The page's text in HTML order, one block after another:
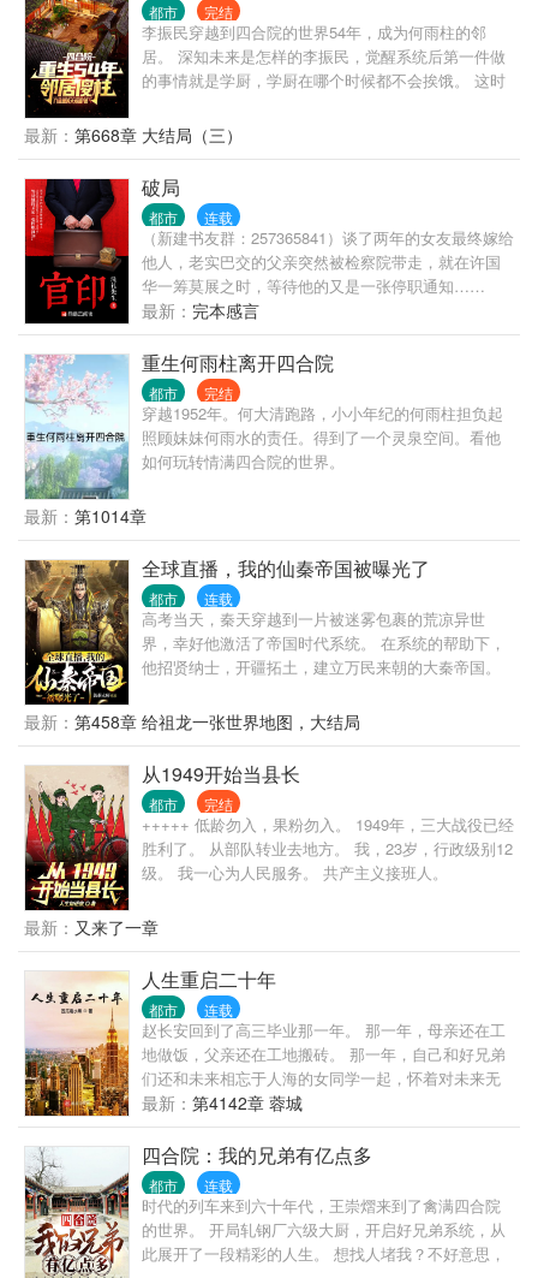
都市 完结
李振民穿越到四合院的世界54年，成为何雨柱的邻
居。 深知未来是怎样的李振民，觉醒系统后第一件做
的事情就是学厨，学厨在哪个时候都不会挨饿。 这时
后面叫哥。 许大茂也没未来的那么坏，缠着李振民要
做徒弟。 二大爷的大儿子刘光齐也还在大院，上高
中，对李振民那是一个崇拜。 李振民一路高升，进
厂，食堂主任，后勤主任，副厂长.... 易中海在贾东旭
死后转移养老索取对象？ 秦淮茹想吸血？ 李振
民：“滚，再来送你们吃花生米！” 何雨柱：“滚，你甚
至都不叫我一声何主任。” 许大茂：“滚，别打扰我学
习，我现在要考大学！”
最新： 第668章 大结局（三）
破局
都市 连载
（新建书友群：257365841）谈了两年的女友最终嫁给
他人，老实巴交的父亲突然被检察院带走，就在许国
华一筹莫展之时，等待他的又是一张停职通知……
最新： 完本感言
重生何雨柱离开四合院
都市 完结
穿越1952年。何大清跑路，小小年纪的何雨柱担负起
照顾妹妹何雨水的责任。得到了一个灵泉空间。看他
如何玩转情满四合院的世界。
最新： 第1014章
全球直播，我的仙秦帝国被曝光了
都市 连载
高考当天，秦天穿越到一片被迷雾包裹的荒凉异世
界，幸好他激活了帝国时代系统。 在系统的帮助下，
他招贤纳士，开疆拓土，建立万民来朝的大秦帝国。
时候，一支由蓝星各国联合组成的联合考察队乘船而
来，他才知道他所建立的大秦帝国竟然还在蓝星。 与
此同时当大秦的境况通过联合考察队的镜头呈现在全
世界观众们的面前时，整个蓝星顿时沸腾一片。 鹰
酱：这个叫做大秦的国家科技竟然如此发达，12金人
竟然是12尊强大的机甲。 毛熊：这些自称修士的家伙
太恐怖了，随手一击就堪比核弹爆炸。 霓虹：阿房宫
竟然是一座巨型飞船，万里长城竟然是一整套海陆空
我们都是秦人的后代。 龙国：我龙国愿意与大秦永世
交好。
最新： 第458章 给祖龙一张世界地图，大结局
从1949开始当县长
都市 完结
+++++ 低龄勿入，果粉勿入。 1949年，三大战役已经
胜利了。 从部队转业去地方。 我，23岁，行政级别12
级。 我一心为人民服务。 共产主义接班人。
最新： 又来了一章
人生重启二十年
都市 连载
赵长安回到了高三毕业那一年。 那一年，母亲还在工
地做饭，父亲还在工地搬砖。 那一年，自己和好兄弟
们还和未来相忘于人海的女同学一起，怀着对未来无
限的憧憬。 那一年，十八罗汉还在接活儿建网站。 东
哥还在卖刻录机。 小马哥还在卖股霸卡发家致富。 赵
长安举目四望， 在这个风口上。 就算是一只猪， 猪
生似乎也有着无限种可能。
最新： 第4142章 蓉城
四合院：我的兄弟有亿点多
都市 连载
时代的列车来到六十年代，王崇熠来到了禽满四合院
的世界。 开局轧钢厂六级大厨，开启好兄弟系统，从
此展开了一段精彩的人生。 想找人堵我？不好意思，